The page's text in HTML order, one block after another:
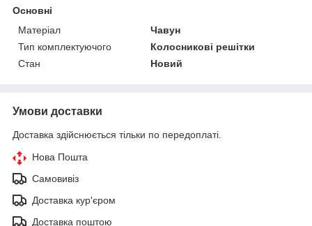
Основні
Матеріал
Чавун
Тип комплектуючого
Колосникові решітки
Стан
Новий
Умови доставки
Доставка здійснюється тільки по передоплаті.
Нова Пошта
Самовивіз
Доставка кур'єром
Доставка поштою